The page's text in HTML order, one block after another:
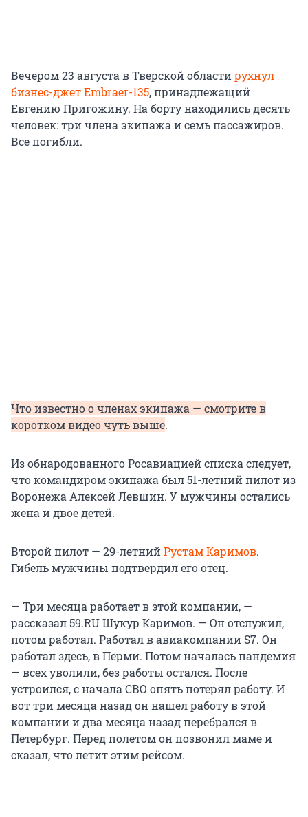
Вечером 23 августа в Тверской областирухнул
бизнес-джет Embraer-135, принадлежащий
Евгению Пригожину. На борту находились десять
человек: три члена экипажа и семь пассажиров.
Все погибли.
Что известно о членах экипажа — смотрите в
коротком видео чуть выше.
Из обнародованного Росавиацией списка следует,
что командиром экипажа был 51-летний пилот из
Воронежа Алексей Левшин. У мужчины остались
жена и двое детей.
Второй пилот — 29-летнийРустам Каримов.
Гибель мужчины подтвердил его отец.
— Три месяца работает в этой компании, —
рассказал 59.RU Шукур Каримов. — Он отслужил,
потом работал. Работал в авиакомпании S7. Он
работал здесь, в Перми. Потом началась пандемия
— всех уволили, без работы остался. После
устроился, с начала СВО опять потерял работу. И
вот три месяца назад он нашел работу в этой
компании и два месяца назад перебрался в
Петербург. Перед полетом он позвонил маме и
сказал, что летит этим рейсом.